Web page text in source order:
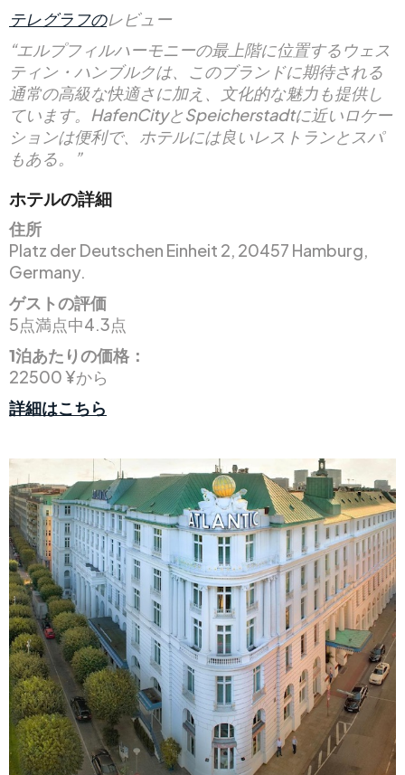
テレグラフのレビュー
“エルプフィルハーモニーの最上階に位置するウェス
ティン・ハンブルクは、このブランドに期待される
通常の高級な快適さに加え、文化的な魅力も提供し
ています。HafenCityとSpeicherstadtに近いロケー
ションは便利で、ホテルには良いレストランとスパ
もある。”
ホテルの詳細
住所
Platz der Deutschen Einheit 2, 20457 Hamburg,
Germany.
ゲストの評価
5点満点中4.3点
1泊あたりの価格：
22500 ¥から
詳細はこちら